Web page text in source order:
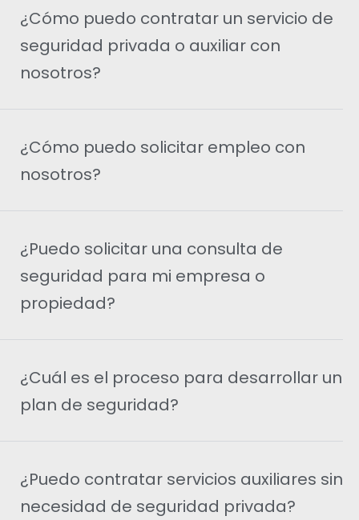
¿Cómo puedo contratar un servicio de
seguridad privada o auxiliar con
nosotros?
¿Cómo puedo solicitar empleo con
nosotros?
¿Puedo solicitar una consulta de
seguridad para mi empresa o
propiedad?
¿Cuál es el proceso para desarrollar un
plan de seguridad?
¿Puedo contratar servicios auxiliares sin
necesidad de seguridad privada?